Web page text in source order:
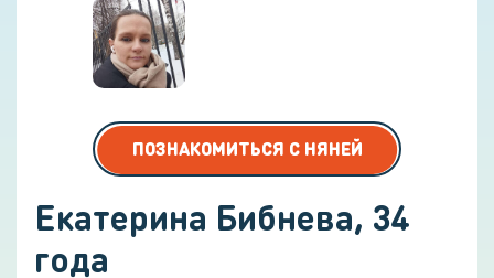
ПОЗНАКОМИТЬСЯ С НЯНЕЙ
Екатерина Бибнева, 34
года